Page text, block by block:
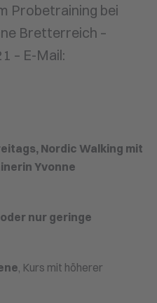
Probetraining bei
Bretterreich –
– E-Mail:
Nordic Walking mit
Yvonne
nur geringe
, Kurs mit höherer